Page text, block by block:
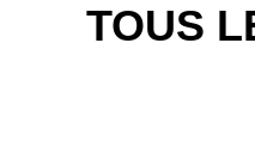
TOUS